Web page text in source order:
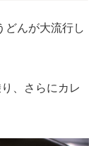
どんが大流行し
、さらにカレ